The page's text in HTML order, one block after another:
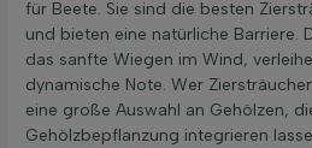
für Beete. Sie sind die besten
und bieten eine natürliche Barriere.
das sanfte Wiegen im Wind,
dynamische Note. Wer
eine große Auswahl an Gehölzen,
Gehölzbepflanzung integrieren